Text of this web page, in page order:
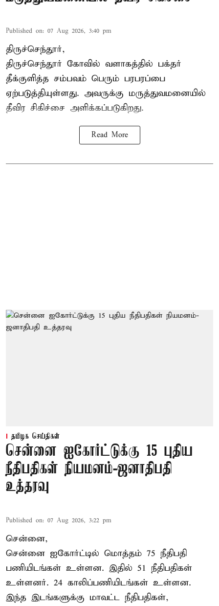
Published on: 07 Aug 2026, 3:40 pm
திருச்செந்தூர்,
திருச்செந்தூர் கோவில் வளாகத்தில் பக்தர்
தீக்குளித்த சம்பவம் பெரும் பரபரப்பை
ஏற்படுத்தியுள்ளது. அவருக்கு மருத்துவமனையில்
தீவிர சிகிச்சை அளிக்கப்படுகிறது.
Read More
தமிழக செய்திகள்
சென்னை ஐகோர்ட்டுக்கு 15 புதிய
நீதிபதிகள் நியமனம்-ஜனாதிபதி
உத்தரவு
Published on: 07 Aug 2026, 3:22 pm
சென்னை,
சென்னை ஐகோர்ட்டில் மொத்தம் 75 நீதிபதி
பணியிடங்கள் உள்ளன. இதில் 51 நீதிபதிகள்
உள்ளனர். 24 காலிப்பணியிடங்கள் உள்ளன.
இந்த இடங்களுக்கு மாவட்ட நீதிபதிகள்,